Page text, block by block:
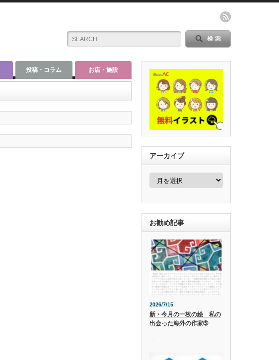
投稿・コラム お店・施設
アーカイブ
お勧め記事
2026/7/15
新・今月の一枚の絵 私の
出会った海外の作家➄